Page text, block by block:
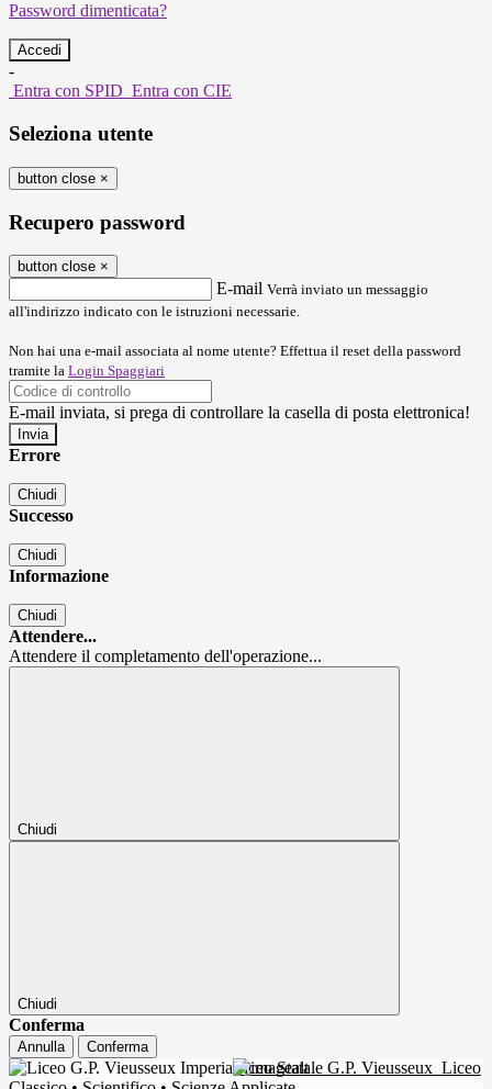
Password dimenticata?
-
Entra con SPID Entra con CIE
Seleziona utente
button close ×
Recupero password
button close ×
E-mail Verrà inviato un messaggio
all'indirizzo indicato con le istruzioni necessarie.
Non hai una e-mail associata al nome utente? Effettua il reset della password
tramite la Login Spaggiari
E-mail inviata, si prega di controllare la casella di posta elettronica!
Errore
Chiudi
Successo
Chiudi
Informazione
Chiudi
Attendere...
Attendere il completamento dell'operazione...
Chiudi
Chiudi
Conferma
Annulla Conferma
Liceo Statale G.P. Vieusseux Liceo